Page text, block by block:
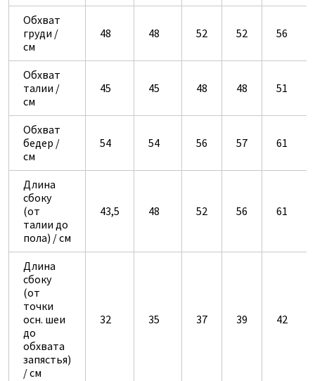
Обхват
груди /
см
48 48 52 52 56
Обхват
талии /
см
45 45 48 48 51
Обхват
бедер /
см
54 54 56 57 61
Длина
сбоку
(от
талии до
пола) / см
43,5 48 52 56 61
Длина
сбоку
(от
точки
осн. шеи
до
обхвата
запястья)
/ см
32 35 37 39 42